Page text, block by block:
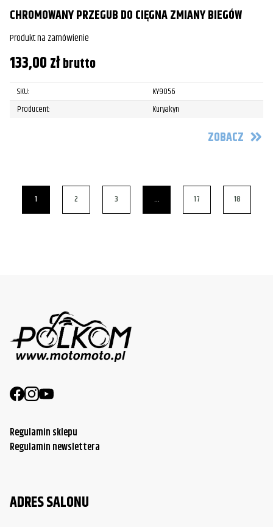
CHROMOWANY PRZEGUB DO CIĘGNA ZMIANY BIEGÓW
Produkt na zamówienie
133,00złbrutto
SKU:
KY9056
Producent:
Kuryakyn
ZOBACZ
1 2 3 … 17 18
Regulamin sklepu
Regulamin newslettera
ADRES SALONU